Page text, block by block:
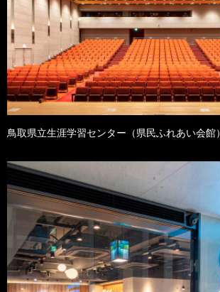
鳥取県立生涯学習センター（県民ふれあい会館）